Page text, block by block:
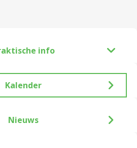
info
Kalender
Nieuws